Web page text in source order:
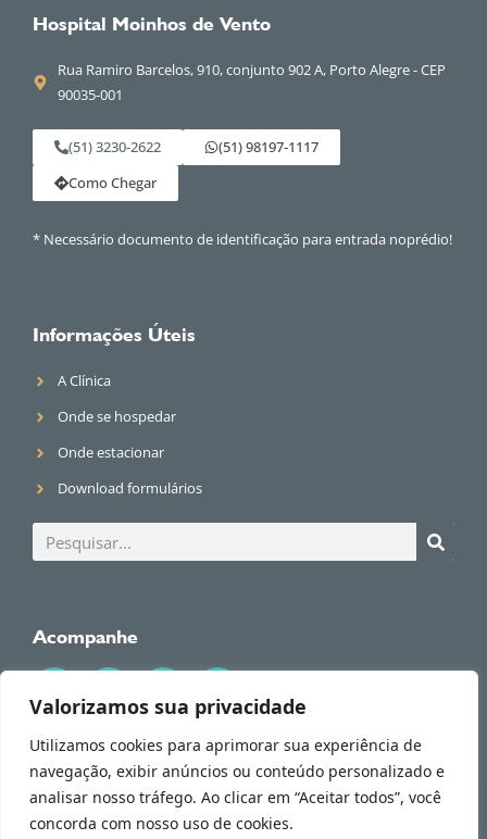
Valorizamos sua privacidade
Utilizamos cookies para aprimorar sua experiência de
navegação, exibir anúncios ou conteúdo personalizado e
analisar nosso tráfego. Ao clicar em “Aceitar todos”, você
concorda com nosso uso de cookies.
Hospital Moinhos de Vento
Rua Ramiro Barcelos, 910, conjunto 902 A, Porto Alegre - CEP
90035-001
(51) 3230-2622
(51) 98197-1117
Como Chegar
* Necessário documento de identificação para entrada noprédio!
Informações Úteis
A Clínica
Onde se hospedar
Onde estacionar
Download formulários
Acompanhe
© 2026 Dr. Alessandro Rossol. Todos os direitos reservados.
Política de Privacidade
Tire todas suas dúvidas conosco!